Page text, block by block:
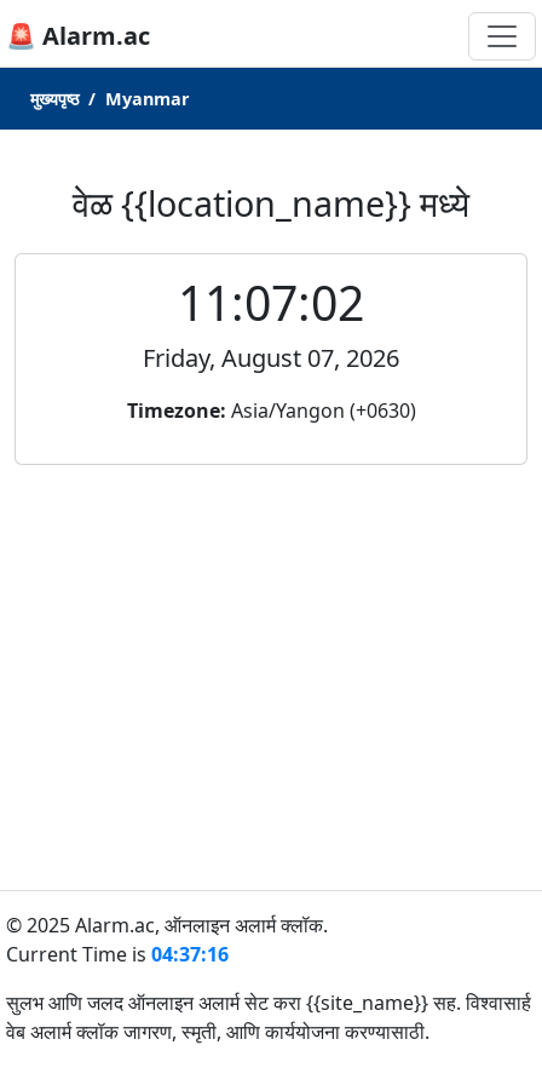
🚨 Alarm.ac
मुख्यपृष्ठ Myanmar
वेळ {{location_name}} मध्ये
11:07:02
Friday, August 07, 2026
Timezone: Asia/Yangon (+0630)
© 2025 Alarm.ac, ऑनलाइन अलार्म क्लॉक.
Current Time is 04:37:16
सुलभ आणि जलद ऑनलाइन अलार्म सेट करा {{site_name}} सह. विश्वासार्ह
वेब अलार्म क्लॉक जागरण, स्मृती, आणि कार्ययोजना करण्यासाठी.